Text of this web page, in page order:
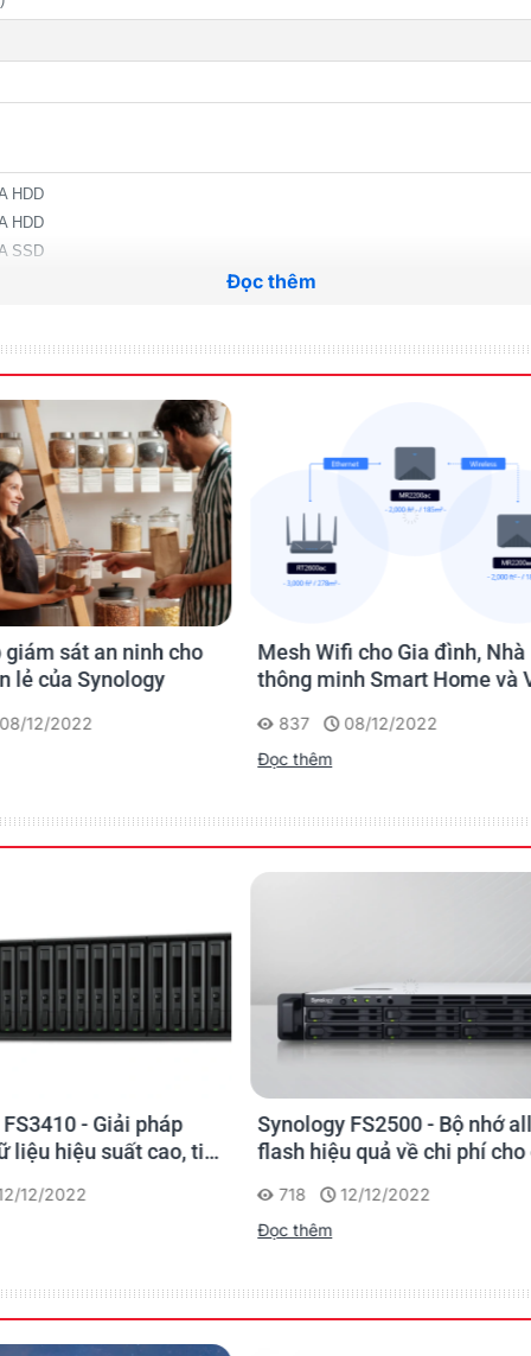
HDD
HDD
SSD
TB drive x 4) (Capacity may vary by RAID types)
volume size is not directly related to the maximum raw capacity.
(Learn
/ Failover support)
link)
purchased separately in Package Center.
Đọc thêm
cho Gia đình, Nhà
Smart Home và Văn
08/12/2022
Bảo mật ngôi nhà thông
Smart Home với giải
1093
08/12/2022
Đọc thêm
FS2500 - Bộ nhớ all-
quả về chi phí cho các
12/12/2022
Synology SA6400 - Xử lý
lưu trữ dữ liệu ngày càng
825
11/12/2022
Đọc thêm